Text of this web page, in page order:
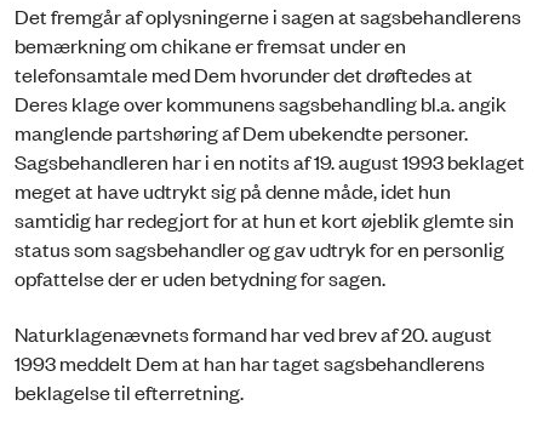
Det fremgår af oplysningerne i sagen at sagsbehandlerens
bemærkning om chikane er fremsat under en
telefonsamtale med Dem hvorunder det drøftedes at
Deres klage over kommunens sagsbehandling bl.a. angik
manglende partshøring af Dem ubekendte personer.
Sagsbehandleren har i en notits af 19. august 1993 beklaget
meget at have udtrykt sig på denne måde, idet hun
samtidig har redegjort for at hun et kort øjeblik glemte sin
status som sagsbehandler og gav udtryk for en personlig
opfattelse der er uden betydning for sagen.
Naturklagenævnets formand har ved brev af 20. august
1993 meddelt Dem at han har taget sagsbehandlerens
beklagelse til efterretning.